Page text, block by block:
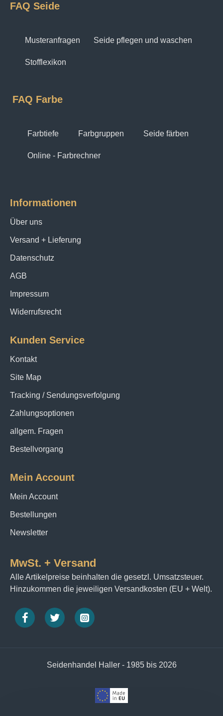
FAQ Seide
Musteranfragen Seide pflegen und waschen
Stofflexikon
FAQ Farbe
Farbtiefe Farbgruppen Seide färben
Online - Farbrechner
Informationen
Über uns
Versand + Lieferung
Datenschutz
AGB
Impressum
Widerrufsrecht
Kunden Service
Kontakt
Site Map
Tracking / Sendungsverfolgung
Zahlungsoptionen
allgem. Fragen
Bestellvorgang
Mein Account
Mein Account
Bestellungen
Newsletter
MwSt. + Versand
Alle Artikelpreise beinhalten die gesetzl. Umsatzsteuer.
Hinzukommen die jeweiligen Versandkosten (EU + Welt).
Seidenhandel Haller - 1985 bis 2026